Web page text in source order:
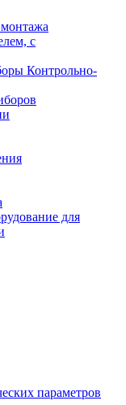
с
Контрольно-
для
параметров